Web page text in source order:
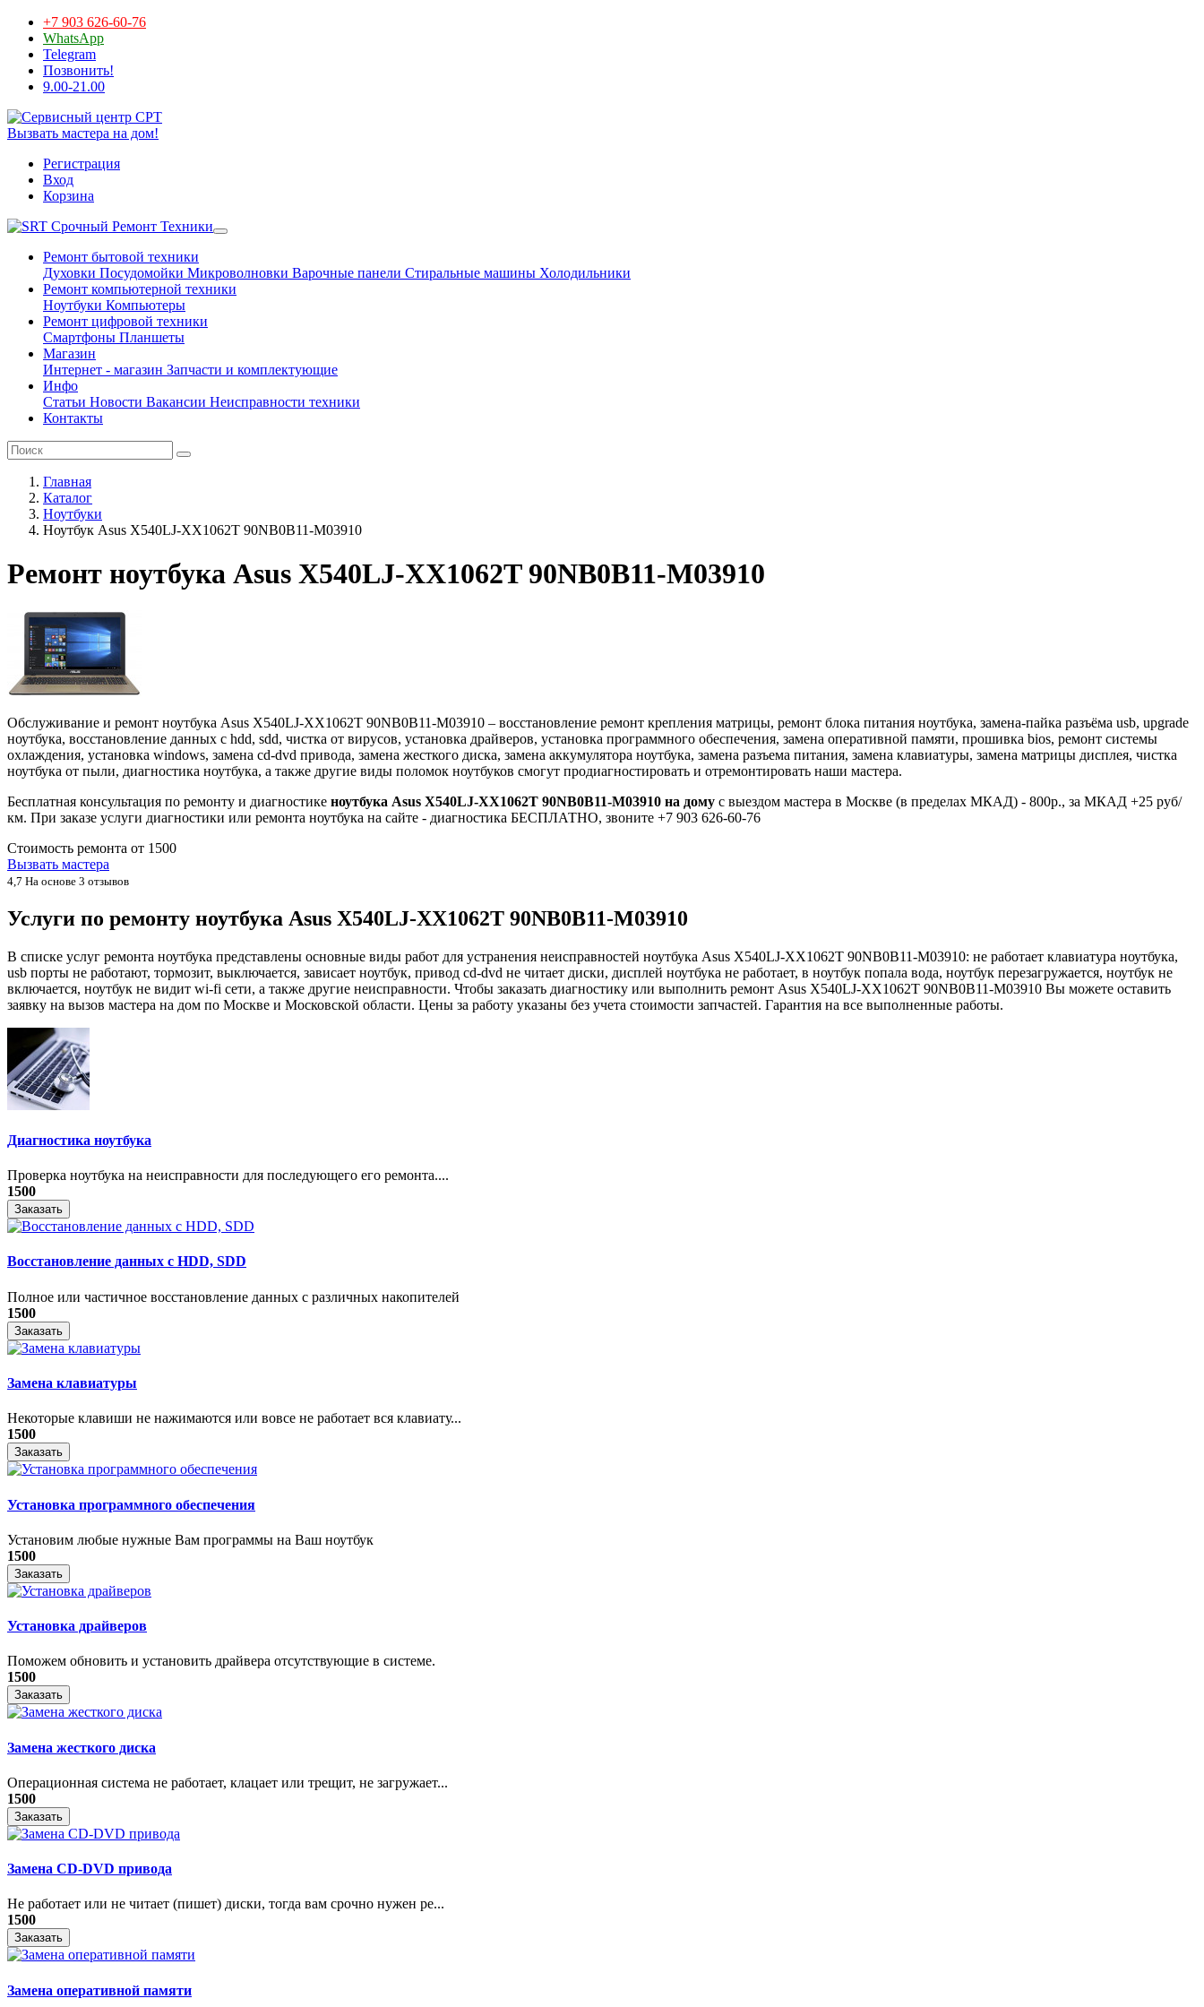
+7 903 626-60-76
WhatsApp
Telegram
Позвонить!
9.00-21.00
Вызвать мастера на дом!
Регистрация
Вход
Корзина
Срочный Ремонт Техники
Ремонт бытовой техники
Духовки Посудомойки Микроволновки Варочные панели Стиральные машины Холодильники
Ремонт компьютерной техники
Ноутбуки Компьютеры
Ремонт цифровой техники
Смартфоны Планшеты
Магазин
Интернет - магазин Запчасти и комплектующие
Инфо
Статьи Новости Вакансии Неисправности техники
Контакты
Главная
Каталог
Ноутбуки
Ноутбук Asus X540LJ-XX1062T 90NB0B11-M03910
Ремонт ноутбука Asus X540LJ-XX1062T 90NB0B11-M03910
Обслуживание и ремонт ноутбука Asus X540LJ-XX1062T 90NB0B11-M03910 – восстановление ремонт крепления матрицы, ремонт блока питания ноутбука, замена-пайка разъёма usb, upgrade
ноутбука, восстановление данных с hdd, sdd, чистка от вирусов, установка драйверов, установка программного обеспечения, замена оперативной памяти, прошивка bios, ремонт системы
охлаждения, установка windows, замена cd-dvd привода, замена жесткого диска, замена аккумулятора ноутбука, замена разъема питания, замена клавиатуры, замена матрицы дисплея, чистка
ноутбука от пыли, диагностика ноутбука, а также другие виды поломок ноутбуков смогут продиагностировать и отремонтировать наши мастера.
Бесплатная консультация по ремонту и диагностике ноутбука Asus X540LJ-XX1062T 90NB0B11-M03910 на дому с выездом мастера в Москве (в пределах МКАД) - 800р., за МКАД +25 руб/
км. При заказе услуги диагностики или ремонта ноутбука на сайте - диагностика БЕСПЛАТНО, звоните +7 903 626-60-76
Стоимость ремонта от 1500
Вызвать мастера
4,7 На основе 3 отзывов
Услуги по ремонту ноутбука Asus X540LJ-XX1062T 90NB0B11-M03910
В списке услуг ремонта ноутбука представлены основные виды работ для устранения неисправностей ноутбука Asus X540LJ-XX1062T 90NB0B11-M03910: не работает клавиатура ноутбука,
usb порты не работают, тормозит, выключается, зависает ноутбук, привод cd-dvd не читает диски, дисплей ноутбука не работает, в ноутбук попала вода, ноутбук перезагружается, ноутбук не
включается, ноутбук не видит wi-fi сети, а также другие неисправности. Чтобы заказать диагностику или выполнить ремонт Asus X540LJ-XX1062T 90NB0B11-M03910 Вы можете оставить
заявку на вызов мастера на дом по Москве и Московской области. Цены за работу указаны без учета стоимости запчастей. Гарантия на все выполненные работы.
Диагностика ноутбука
Проверка ноутбука на неисправности для последующего его ремонта....
1500
Заказать
Восстановление данных с HDD, SDD
Полное или частичное восстановление данных с различных накопителей
1500
Заказать
Замена клавиатуры
Некоторые клавиши не нажимаются или вовсе не работает вся клавиату...
1500
Заказать
Установка программного обеспечения
Установим любые нужные Вам программы на Ваш ноутбук
1500
Заказать
Установка драйверов
Поможем обновить и установить драйвера отсутствующие в системе.
1500
Заказать
Замена жесткого диска
Операционная система не работает, клацает или трещит, не загружает...
1500
Заказать
Замена CD-DVD привода
Не работает или не читает (пишет) диски, тогда вам срочно нужен ре...
1500
Заказать
Замена оперативной памяти